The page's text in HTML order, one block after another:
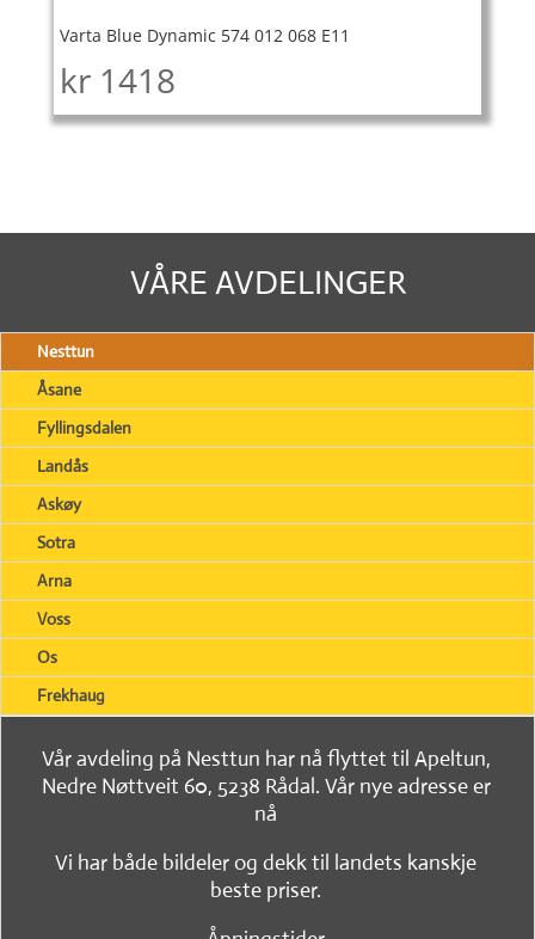
Varta Blue Dynamic 574 012 068 E11
kr 1418
VÅRE AVDELINGER
Nesttun
Åsane
Fyllingsdalen
Landås
Askøy
Sotra
Arna
Voss
Os
Frekhaug
Vår avdeling på Nesttun har nå flyttet til Apeltun,
Nedre Nøttveit 60, 5238 Rådal. Vår nye adresse er
nå
Vi har både bildeler og dekk til landets kanskje
beste priser.